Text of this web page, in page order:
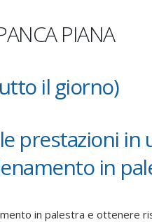
PIANA
il giorno)
prestazioni in
in
in palestra e ottenere